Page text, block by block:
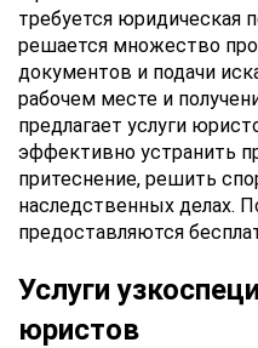
требуется
решается множество
документов и подачи
рабочем месте и
предлагает услуги
эффективно устранить
притеснение, решить
наследственных делах.
предоставляются
Услуги
юристов